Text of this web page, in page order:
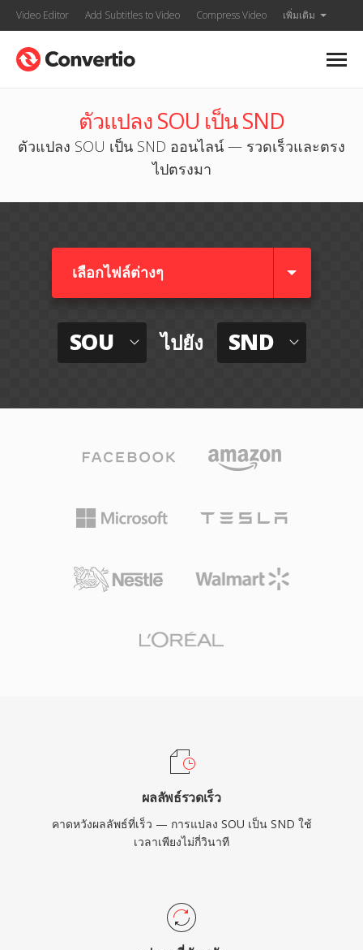
Video Editor Add Subtitles to Video Compress Video เพิ่มเติม
ตัวแปลง SOU เป็น SND
ตัวแปลง SOU เป็น SND ออนไลน์ — รวดเร็วและตรง
ไปตรงมา
เลือกไฟล์ต่างๆ​
SOU ไปยัง SND
ผลลัพธ์รวดเร็ว
คาดหวังผลลัพธ์ที่เร็ว — การแปลง SOU เป็น SND ใช้
เวลาเพียงไม่กี่วินาที